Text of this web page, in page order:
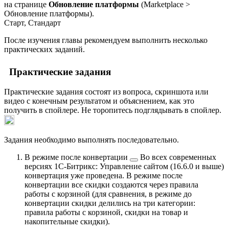
на странице Обновление платформы (Marketplace >
Обновление платформы).
Старт, Стандарт
После изучения главы рекомендуем выполнить несколько
практических заданий.
Практические задания
Практические задания состоят из вопроса, скриншота или
видео с конечным результатом и объяснением, как это
получить в спойлере. Не торопитесь подглядывать в спойлер.
Задания необходимо выполнять последовательно.
В режиме после конвертации
Во всех современных
версиях 1С-Битрикс: Управление сайтом (16.6.0 и выше)
конвертация уже проведена. В режиме после
конвертации все скидки создаются через правила
работы с корзиной (для сравнения, в режиме до
конвертации скидки делились на три категории:
правила работы с корзиной, скидки на товар и
накопительные скидки).